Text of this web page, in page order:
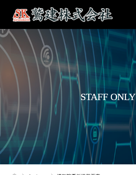
STAFF ONLY